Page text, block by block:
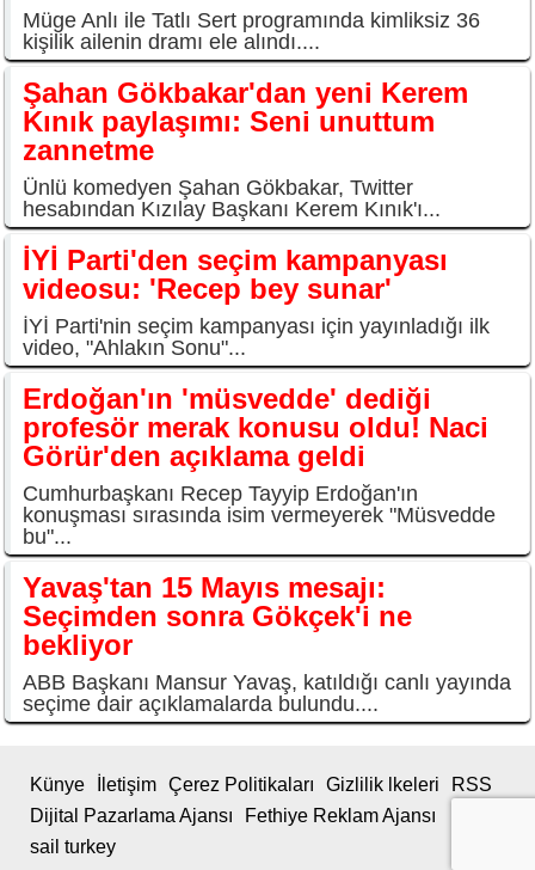
Müge Anlı ile Tatlı Sert programında kimliksiz 36
kişilik ailenin dramı ele alındı....
Şahan Gökbakar'dan yeni Kerem
Kınık paylaşımı: Seni unuttum
zannetme
Ünlü komedyen Şahan Gökbakar, Twitter
hesabından Kızılay Başkanı Kerem Kınık'ı...
İYİ Parti'den seçim kampanyası
videosu: 'Recep bey sunar'
İYİ Parti'nin seçim kampanyası için yayınladığı ilk
video, "Ahlakın Sonu"...
Erdoğan'ın 'müsvedde' dediği
profesör merak konusu oldu! Naci
Görür'den açıklama geldi
Cumhurbaşkanı Recep Tayyip Erdoğan'ın
konuşması sırasında isim vermeyerek "Müsvedde
bu"...
Yavaş'tan 15 Mayıs mesajı:
Seçimden sonra Gökçek'i ne
bekliyor
ABB Başkanı Mansur Yavaş, katıldığı canlı yayında
seçime dair açıklamalarda bulundu....
Künye İletişim Çerez Politikaları Gizlilik lkeleri
RSS
Dijital Pazarlama Ajansı
Fethiye Reklam Ajansı
sail turkey